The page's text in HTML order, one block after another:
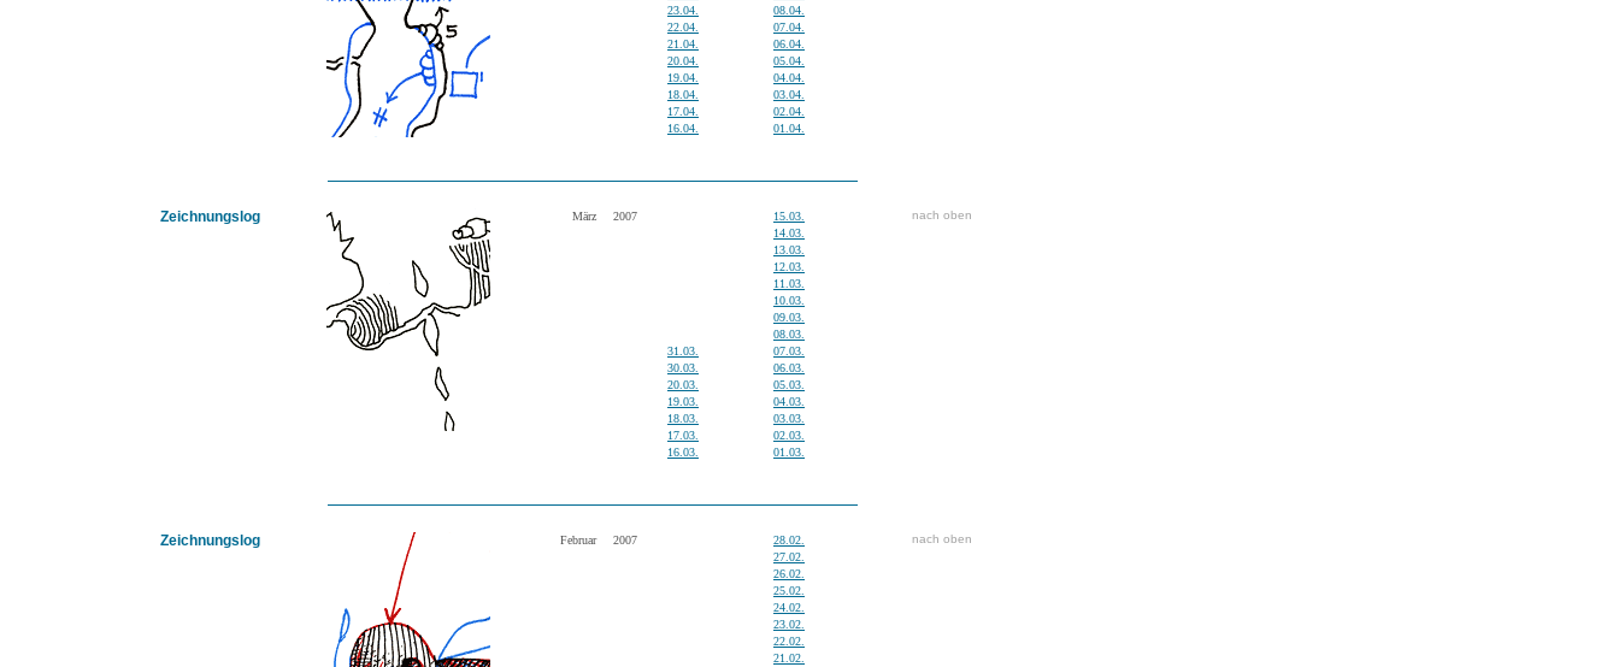
23.04.
22.04.
21.04.
20.04.
19.04.
18.04.
17.04.
16.04.
08.04.
07.04.
06.04.
05.04.
04.04.
03.04.
02.04.
01.04.
Zeichnungslog März 2007
31.03.
30.03.
20.03.
19.03.
18.03.
17.03.
16.03.
15.03.
14.03.
13.03.
12.03.
11.03.
10.03.
09.03.
08.03.
07.03.
06.03.
05.03.
04.03.
03.03.
02.03.
01.03.
nach oben
Zeichnungslog Februar 2007
28.02.
27.02.
26.02.
25.02.
24.02.
23.02.
22.02.
21.02.
nach oben